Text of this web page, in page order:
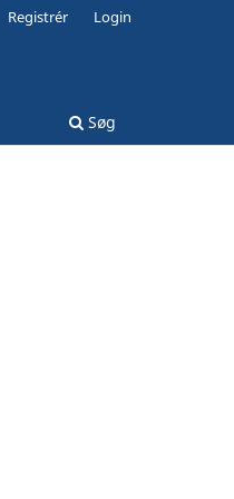
Søg
Registrér Login